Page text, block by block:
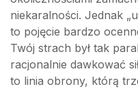
niekaralności. Jednak
to pojęcie bardzo
Twój strach był tak
racjonalnie dawkować
to linia obrony, którą